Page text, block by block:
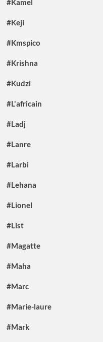
#Kamel
#Keji
#Kmspico
#Krishna
#Kudzi
#L'africain
#Ladj
#Lanre
#Larbi
#Lehana
#Lionel
#List
#Magatte
#Maha
#Marc
#Marie-laure
#Mark